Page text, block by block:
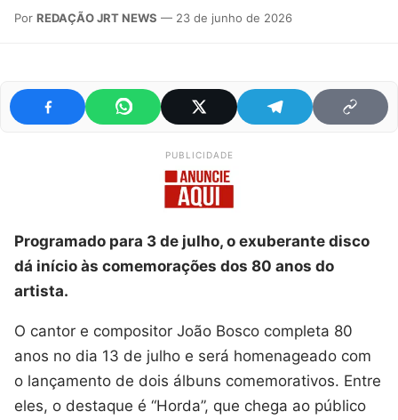
Por REDAÇÃO JRT NEWS — 23 de junho de 2026
PUBLICIDADE
Programado para 3 de julho, o exuberante disco
dá início às comemorações dos 80 anos do
artista.
O cantor e compositor João Bosco completa 80
anos no dia 13 de julho e será homenageado com
o lançamento de dois álbuns comemorativos. Entre
eles, o destaque é “Horda”, que chega ao público